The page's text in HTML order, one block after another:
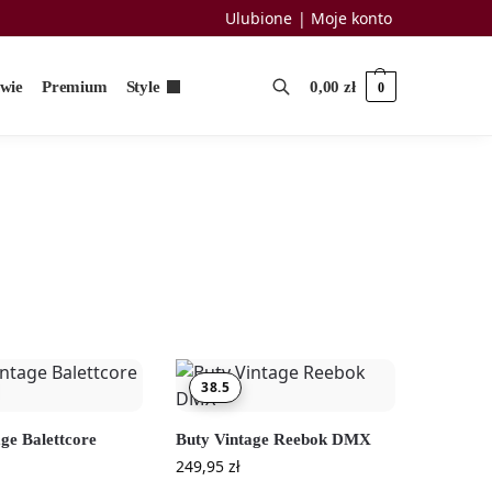
Ulubione Moje konto
Premium Style 0,00zł 0
Balettcore
38.5
Buty Vintage Reebok DMX
249,95zł